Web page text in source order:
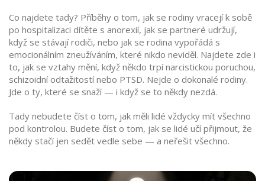
Co najdete tady? Příběhy o tom, jak se rodiny vracejí k sobě
po hospitalizaci dítěte s anorexií, jak se partneré udržují,
když se stávají rodiči, nebo jak se rodina vypořádá s
emocionálním zneužíváním, které nikdo neviděl. Najdete zde i
to, jak se vztahy mění, když někdo trpí narcistickou poruchou,
schizoidní odtažitostí nebo PTSD. Nejde o dokonalé rodiny.
Jde o ty, které se snaží — i když se to někdy nezdá.
Tady nebudete číst o tom, jak měli lidé vždycky mít všechno
pod kontrolou. Budete číst o tom, jak se lidé učí přijmout, že
někdy stačí jen sedět vedle sebe — a neřešit všechno.